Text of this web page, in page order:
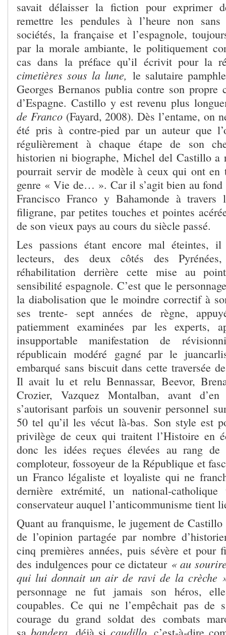
savait délaisser la fiction pour exprimer
remettre les pendules à l’heure non
sociétés, la française et l’espagnole,
par la morale ambiante, le politiquement
cas dans la préface qu’il écrivit pour la
cimetières sous la lune, le salutaire
Georges Bernanos publia contre son propre
d’Espagne. Castillo y est revenu plus
de Franco(Fayard, 2008). Dès l’entame, on
été pris à contre-pied par un auteur que
régulièrement à chaque étape de son
historien ni biographe, Michel del Castillo a
pourrait servir de modèle à ceux qui ont en
genre « Vie de… ». Car il s’agit bien au fond
Francisco Franco y Bahamonde à travers
filigrane, par petites touches et pointes
de son vieux pays au cours du siècle passé.
Les passions étant encore mal éteintes,
lecteurs, des deux côtés des
réhabilitation derrière cette mise au
sensibilité espagnole. C’est que le
la diabolisation que le moindre correctif à
ses trente- sept années de règne,
patiemment examinées par les experts,
insupportable manifestation de
républicain modéré gagné par le
embarqué sans biscuit dans cette traversée
Il avait lu et relu Bennassar, Beevor,
Crozier, Vazquez Montalban, avant
s’autorisant parfois un souvenir personnel
50 tel qu’il les vécut là-bas. Son style est
privilège de ceux qui traitent l’Histoire en
donc les idées reçues élevées au rang
comploteur, fossoyeur de la République et
un Franco légaliste et loyaliste qui ne
dernière extrémité, un national-
conservateur auquel l’anticommunisme tient
Quant au franquisme, le jugement de
de l’opinion partagée par nombre
cinq premières années, puis sévère et
des indulgences pour ce dictateur « au
qui lui donnait un air de ravi de la crèche
personnage ne fut jamais son héros,
coupables. Ce qui ne l’empêchait pas de
courage du grand soldat des combats